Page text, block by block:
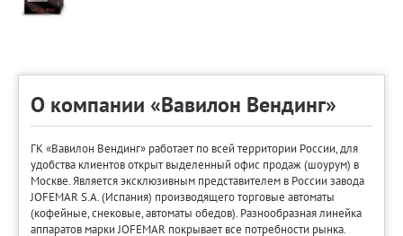
О компании «Вавилон Вендинг»
ГК «Вавилон Вендинг» работает по всей территории России, для
удобства клиентов открыт выделенный офис продаж (шоурум) в
Москве. Является эксклюзивным представителем в России завода
JOFEMAR S.A. (Испания) производящего торговые автоматы
(кофейные, снековые, автоматы обедов). Разнообразная линейка
аппаратов марки JOFEMAR покрывает все потребности рынка.